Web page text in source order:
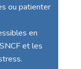
ou patienter
en
et les